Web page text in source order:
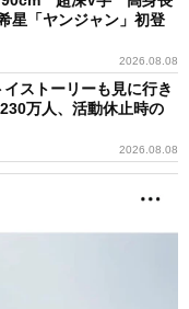
星「ヤンジャン」初登
2026.08.08
ストーリーも見に行き
万人、活動休止時の
2026.08.08